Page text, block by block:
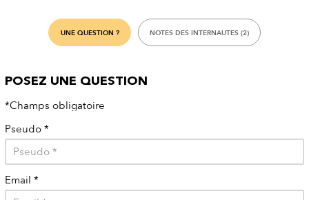
UNE QUESTION ? NOTES DES INTERNAUTES (2)
POSEZ UNE QUESTION
*Champs obligatoire
Pseudo *
Email *